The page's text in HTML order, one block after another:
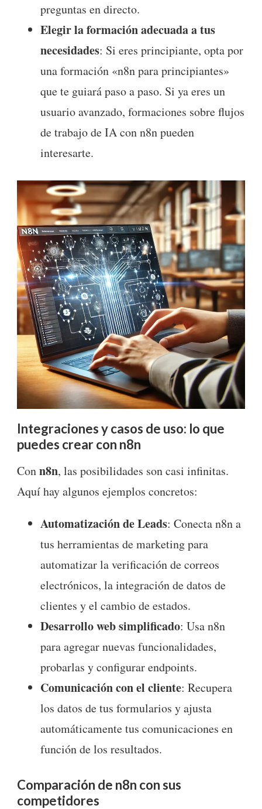
preguntas en directo.
Elegir la formación adecuada a tus
necesidades: Si eres principiante, opta por
una formación «n8n para principiantes»
que te guiará paso a paso. Si ya eres un
usuario avanzado, formaciones sobre flujos
de trabajo de IA con n8n pueden
interesarte.
Integraciones y casos de uso: lo que
puedes crear con n8n
Conn8n, las posibilidades son casi infinitas.
Aquí hay algunos ejemplos concretos:
Automatización de Leads: Conecta n8n a
tus herramientas de marketing para
automatizar la verificación de correos
electrónicos, la integración de datos de
clientes y el cambio de estados.
Desarrollo web simplificado: Usa n8n
para agregar nuevas funcionalidades,
probarlas y configurar endpoints.
Comunicación con el cliente: Recupera
los datos de tus formularios y ajusta
automáticamente tus comunicaciones en
función de los resultados.
Comparación de n8n con sus
competidores